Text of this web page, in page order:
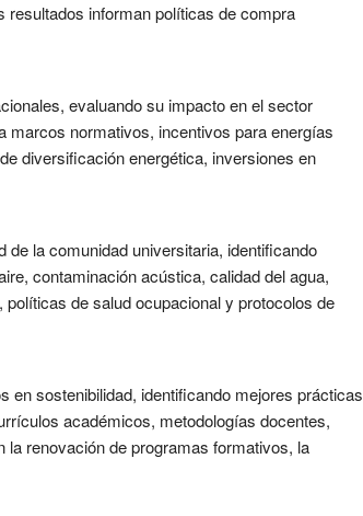
resultados informan políticas de compra
evaluando su impacto en el sector
marcos normativos, incentivos para energías
diversificación energética, inversiones en
la comunidad universitaria, identificando
contaminación acústica, calidad del agua,
de salud ocupacional y protocolos de
en sostenibilidad, identificando mejores prácticas
académicos, metodologías docentes,
renovación de programas formativos, la